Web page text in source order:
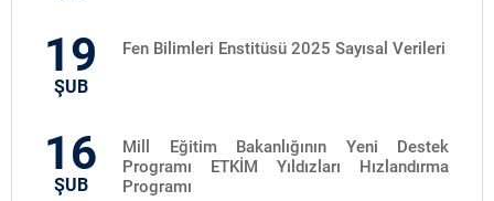
19
ŞUB
Fen Bilimleri Enstitüsü 2025 Sayısal Verileri
16
ŞUB
Mill Eğitim Bakanlığının Yeni Destek
Programı ETKİM Yıldızları Hızlandırma
Programı